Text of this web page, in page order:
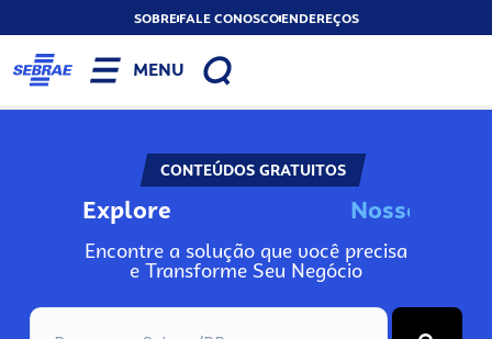
SOBREFALE CONOSCOENDEREÇOS
MENU
CONTEÚDOS GRATUITOS
Explore Nosso
Encontre a solução que você precisa
e Transforme Seu Negócio